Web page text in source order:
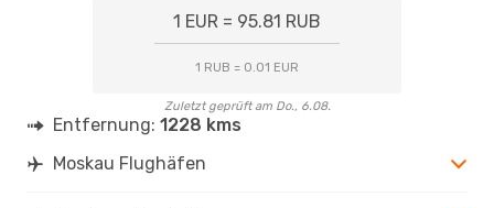
1 EUR = 95.81 RUB
1 RUB = 0.01 EUR
Zuletzt geprüft am Do., 6.08.
Entfernung: 1228 kms
Moskau Flughäfen